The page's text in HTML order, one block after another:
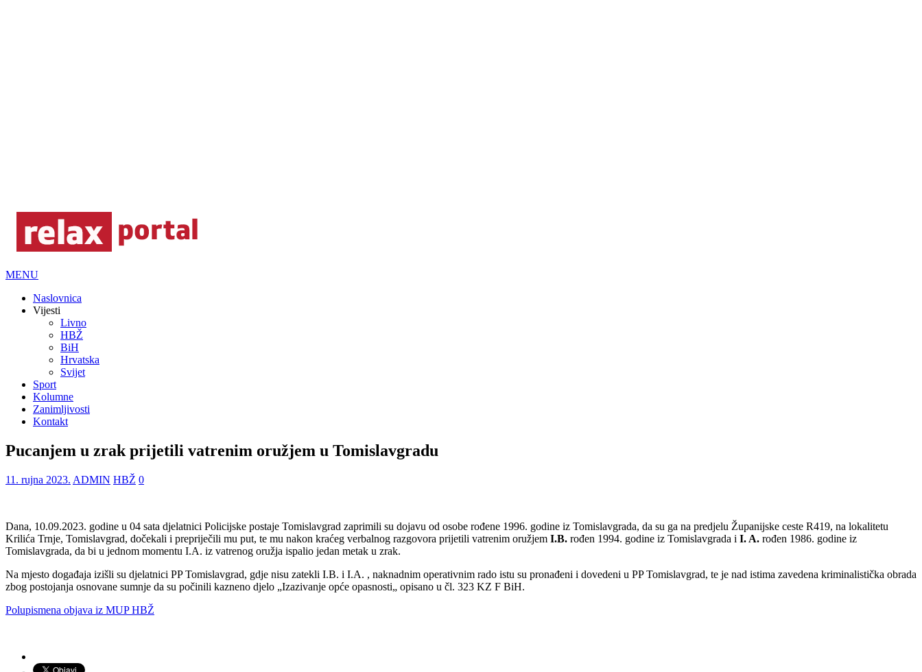
MENU
Naslovnica
Vijesti
Livno
HBŽ
BiH
Hrvatska
Svijet
Sport
Kolumne
Zanimljivosti
Kontakt
Pucanjem u zrak prijetili vatrenim oružjem u Tomislavgradu
11. rujna 2023. ADMIN HBŽ 0
Dana, 10.09.2023. godine u 04 sata djelatnici Policijske postaje Tomislavgrad zaprimili su dojavu od osobe rođene 1996. godine iz Tomislavgrada, da su ga na predjelu Županijske ceste R419, na lokalitetu
Krilića Trnje, Tomislavgrad, dočekali i prepriječili mu put, te mu nakon kraćeg verbalnog razgovora prijetili vatrenim oružjem I.B. rođen 1994. godine iz Tomislavgrada i I. A. rođen 1986. godine iz
Tomislavgrada, da bi u jednom momentu I.A. iz vatrenog oružja ispalio jedan metak u zrak.
Na mjesto događaja izišli su djelatnici PP Tomislavgrad, gdje nisu zatekli I.B. i I.A. , naknadnim operativnim rado istu su pronađeni i dovedeni u PP Tomislavgrad, te je nad istima zavedena kriminalistička obrada
zbog postojanja osnovane sumnje da su počinili kazneno djelo „Izazivanje opće opasnosti„ opisano u čl. 323 KZ F BiH.
Polupismena objava iz MUP HBŽ